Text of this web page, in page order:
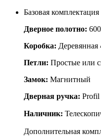
Базовая комплектация
Дверное полотно:
Коробка:
Петли: Простые или
Замок: Магнитный
Дверная ручка: Profil
Наличник:
Дополнительная